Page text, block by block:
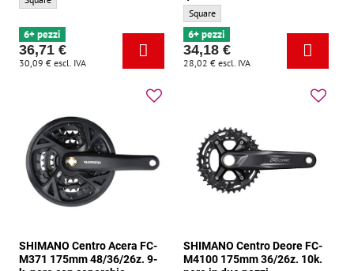
6+ pezzi
36,71 €
30,09 € escl. IVA
SHIMANO Centro Acera FC-M371
Square
6+ pezzi
34,18 €
28,02 € escl. IVA
SHIMANO Centro Acera FC-
M371 175mm 48/36/26z. 9-
SHIMANO Centro Deore FC-
M4100 175mm 36/26z. 10k.